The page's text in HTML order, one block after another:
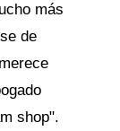
más
de
shop".